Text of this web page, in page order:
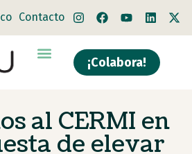
Contacto
¡Colabora!
al CERMI en
de elevar